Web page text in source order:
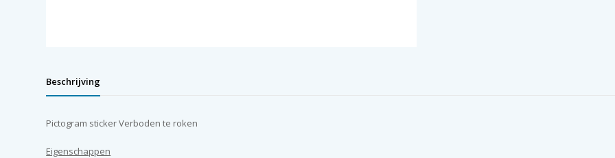
Beschrijving
Pictogram sticker Verboden te roken
Eigenschappen